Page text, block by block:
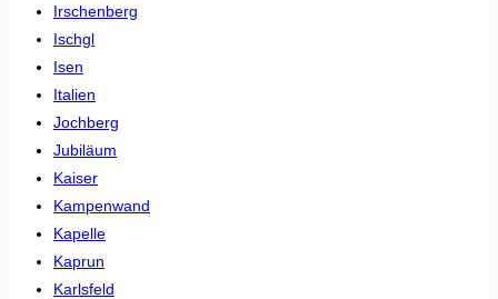
Irschenberg
Ischgl
Isen
Italien
Jochberg
Jubiläum
Kaiser
Kampenwand
Kapelle
Kaprun
Karlsfeld